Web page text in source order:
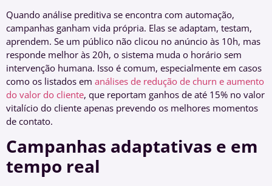
Quando análise preditiva se encontra com automação,
campanhas ganham vida própria. Elas se adaptam, testam,
aprendem. Se um público não clicou no anúncio às 10h, mas
responde melhor às 20h, o sistema muda o horário sem
intervenção humana. Isso é comum, especialmente em casos
como os listados em análises de redução de churn e aumento
do valor do cliente, que reportam ganhos de até 15% no valor
vitalício do cliente apenas prevendo os melhores momentos
de contato.
Campanhas adaptativas e em
tempo real